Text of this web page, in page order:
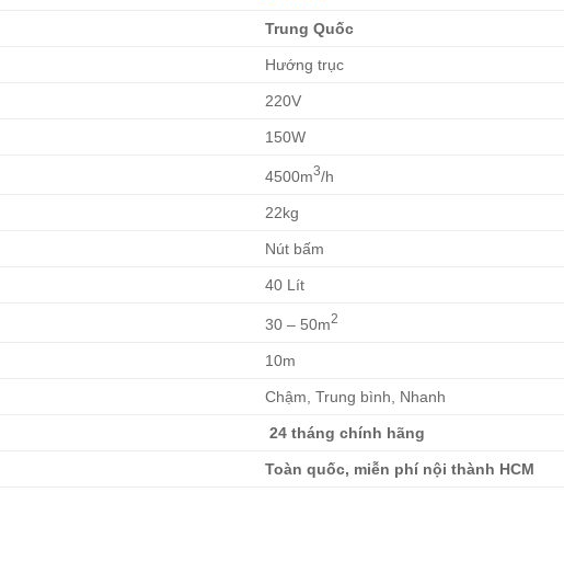
Trung Quốc
Hướng trục
220V
150W
4500m3/h
22kg
Nút bấm
40 Lít
30 – 50m2
10m
Chậm, Trung bình, Nhanh
24 tháng chính hãng
Toàn quốc, miễn phí nội thành HCM